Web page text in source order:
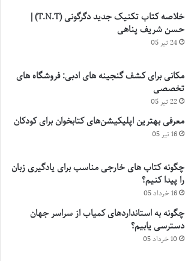
خلاصه کتاب تکنیک جدید دگرگونی (T.N.T) |
حسن شریف پناهی
24 تیر 05
مکانی برای کشف گنجینه های ادبی: فروشگاه های
تخصصی
22 تیر 05
معرفی بهترین اپلیکیشن‌های کتابخوان برای کودکان
16 تیر 05
چگونه کتاب های خارجی مناسب برای یادگیری زبان
را پیدا کنیم؟
16 خرداد 05
چگونه به استانداردهای کمیاب از سراسر جهان
دسترسی یابیم؟
10 خرداد 05